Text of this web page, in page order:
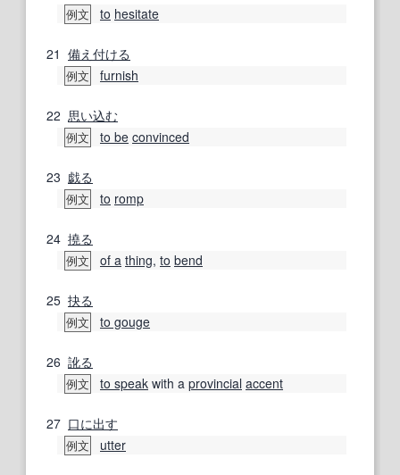
例文 to hesitate
21 備え付ける
例文 furnish
22 思い込む
例文 to be convinced
23 戯る
例文 to romp
24 撓る
例文 of a thing, to bend
25 抉る
例文 to gouge
26 訛る
例文 to speak with a provincial accent
27 口に出す
例文 utter